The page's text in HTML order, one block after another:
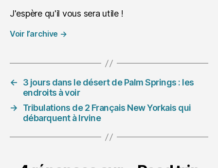
J'espère qu'il vous sera utile !
Voir l’archive →
←
3 jours dans le désert de Palm Springs : les
endroits à voir
→
Tribulations de 2 Français New Yorkais qui
débarquent à Irvine